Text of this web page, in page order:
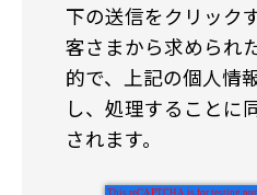
下の送信をクリック
客さまから求められ
的で、上記の個人情
し、処理することに
されます。